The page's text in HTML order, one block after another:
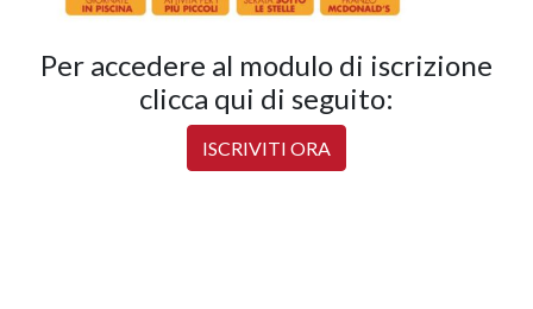
Per accedere al modulo di iscrizione
clicca qui di seguito:
ISCRIVITI ORA